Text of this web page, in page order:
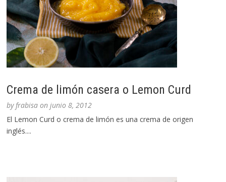
Crema de limón casera o Lemon Curd
byfrabisa onjunio 8, 2012
El Lemon Curd o crema de limón es una crema de origen
inglés....